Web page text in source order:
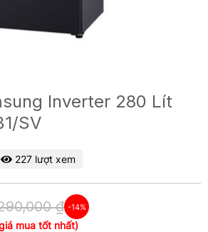
Inverter 280 Lít
SV
227 lượt xem
₫ -14%
mua tốt nhất)